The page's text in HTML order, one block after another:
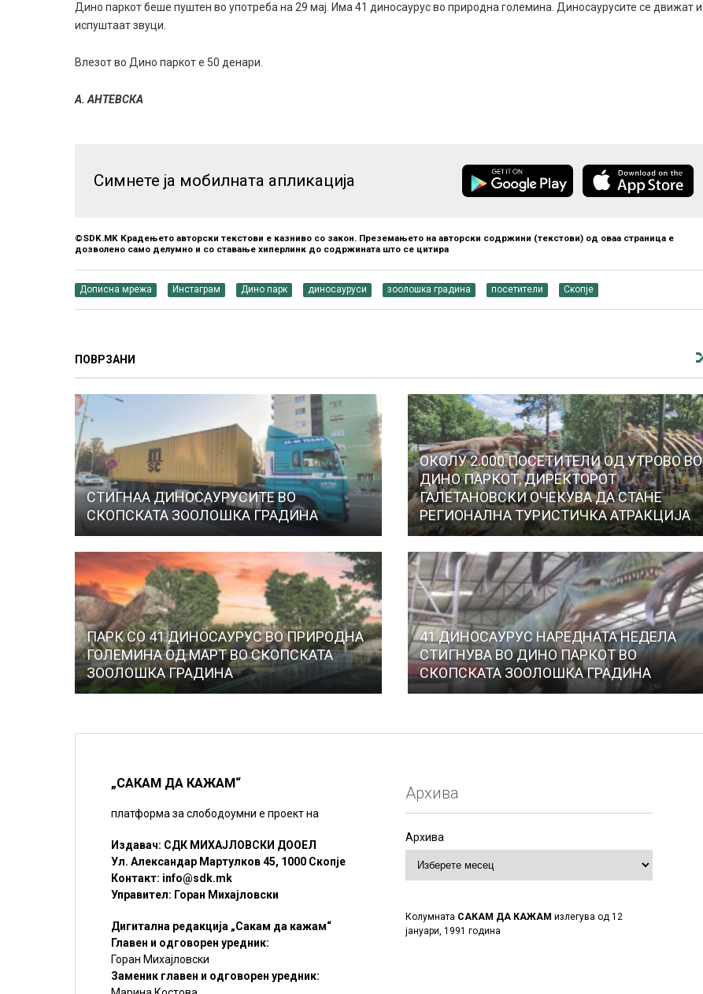
Дино паркот беше пуштен во употреба на 29 мај. Има 41 диносаурус во природна големина. Диносаурусите се движат и
испуштаат звуци.
Влезот во Дино паркот е 50 денари.
А. АНТЕВСКА
Симнете ја мобилната апликација
©SDK.MK Крадењето авторски текстови е казниво со закон. Преземањето на авторски содржини (текстови) од оваа страница е
дозволено само делумно и со ставање хиперлинк до содржината што се цитира
Дописна мрежа Инстаграм Дино парк диносауруси зоолошка градина посетители Скопје
ПОВРЗАНИ
СТИГНАА ДИНОСАУРУСИТЕ ВО
СКОПСКАТА ЗООЛОШКА ГРАДИНА
ОКОЛУ 2.000 ПОСЕТИТЕЛИ ОД УТРОВО ВО
ДИНО ПАРКОТ, ДИРЕКТОРОТ
ГАЛЕТАНОВСКИ ОЧЕКУВА ДА СТАНЕ
РЕГИОНАЛНА ТУРИСТИЧКА АТРАКЦИЈА
ПАРК СО 41 ДИНОСАУРУС ВО ПРИРОДНА
ГОЛЕМИНА ОД МАРТ ВО СКОПСКАТА
ЗООЛОШКА ГРАДИНА
41 ДИНОСАУРУС НАРЕДНАТА НЕДЕЛА
СТИГНУВА ВО ДИНО ПАРКОТ ВО
СКОПСКАТА ЗООЛОШКА ГРАДИНА
„САКАМ ДА КАЖАМ“
платформа за слободоумни е проект на
Издавач: СДК МИХАЈЛОВСКИ ДООЕЛ
Ул. Александар Мартулков 45, 1000 Скопје
Контакт: info@sdk.mk
Управител: Горан Михајловски
Дигитална редакција „Сакам да кажам“
Главен и одговорен уредник:
Горан Михајловски
Заменик главен и одговорен уредник:
Архива
Архива
Колумната САКАМ ДА КАЖАМ излегува од 12
јануари, 1991 година